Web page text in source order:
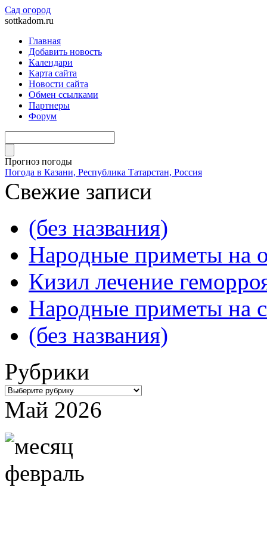
Сад огород
sottkadom.ru
Главная
Добавить новость
Календари
Карта сайта
Новости сайта
Обмен ссылками
Партнеры
Форум
Прогноз погоды
Погода в Казани, Республика Татарстан, Россия
Свежие записи
(без названия)
Народные приметы на
Кизил лечение
Народные приметы на
(без названия)
Рубрики
Рубрики
Май 2026